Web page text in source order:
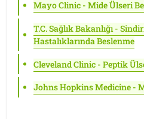
Mayo Clinic - Mide Ülseri
T.C. Sağlık Bakanlığı -
Hastalıklarında Beslenme
Cleveland Clinic - Peptik
Johns Hopkins Medicine -